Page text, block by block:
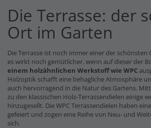
Die Terrasse: der
Ort im Garten
Die Terrasse ist noch immer einer der schönsten
es wirkt noch gemütlicher, wenn auf dieser der
einem holzähnlichen Werkstoff wie WPC
Holzoptik schafft eine behagliche Atmosphäre
auch hervorragend in die Natur des Gartens.
zu den klassischen Holz-Terrassendielen einige
hinzugesellt. Die WPC Terrassendielen haben
gefeiert und zogen eine Reihe von Neu- und
sich.